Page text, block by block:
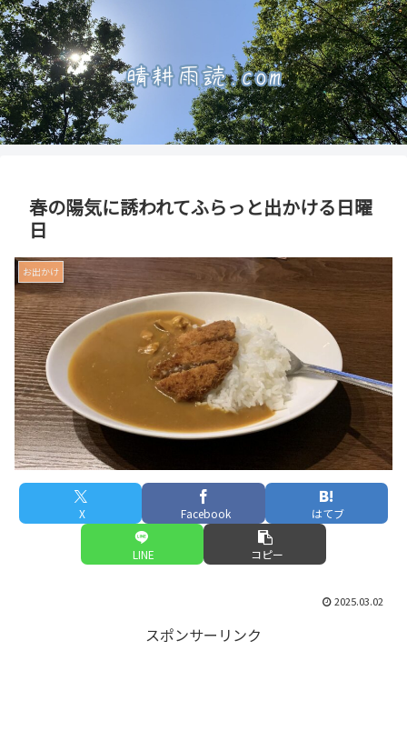
春の陽気に誘われてふらっと出かける日曜
日
お出かけ
X Facebook はてブ
LINE コピー
2025.03.02
スポンサーリンク